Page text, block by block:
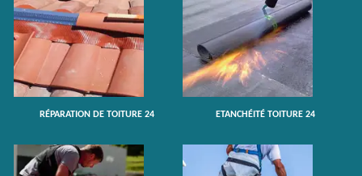
RÉPARATION DE TOITURE 24 ETANCHÉITÉ TOITURE 24